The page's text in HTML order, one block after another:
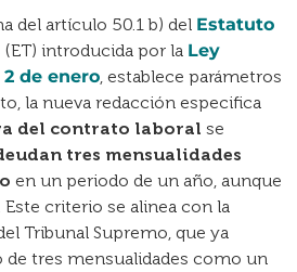
del artículo 50.1 b) del Estatuto
(ET) introducida por la Ley
2 de enero , establece parámetros
la nueva redacción especifica
del contrato laboral se
tres mensualidades
en un periodo de un año, aunque
criterio se alinea con la
Tribunal Supremo, que ya
de tres mensualidades como un